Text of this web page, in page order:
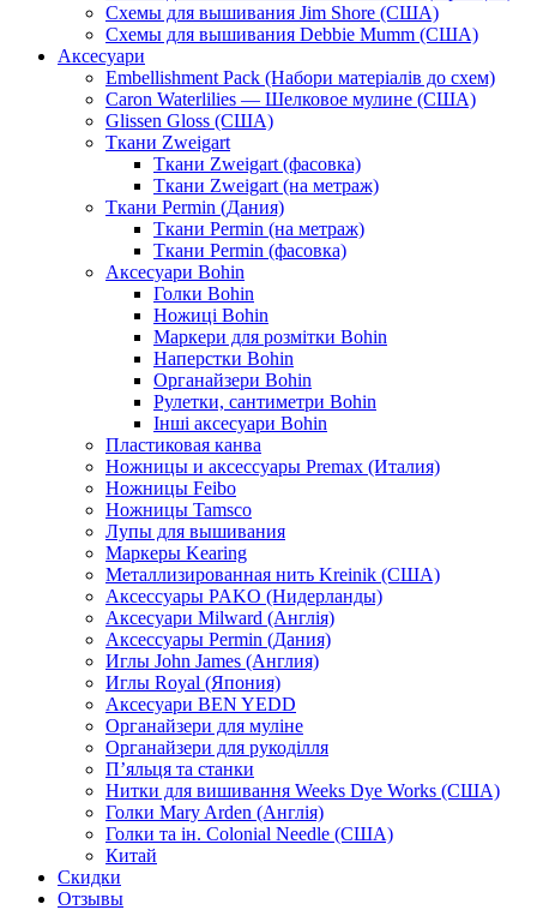
Схемы для вышивания Jim Shore (США)
Схемы для вышивания Debbie Mumm (США)
Аксесуари
Embellishment Pack (Набори матеріалів до схем)
Caron Waterlilies — Шелковое мулине (США)
Glissen Gloss (США)
Ткани Zweigart
Ткани Zweigart (фасовка)
Ткани Zweigart (на метраж)
Ткани Permin (Дания)
Ткани Permin (на метраж)
Ткани Permin (фасовка)
Аксесуари Bohin
Голки Bohin
Ножиці Bohin
Маркери для розмітки Bohin
Наперстки Bohin
Органайзери Bohin
Рулетки, сантиметри Bohin
Інші аксесуари Bohin
Пластиковая канва
Ножницы и аксессуары Premax (Италия)
Ножницы Feibo
Ножницы Tamsco
Лупы для вышивания
Маркеры Kearing
Металлизированная нить Kreinik (США)
Аксессуары PAKO (Нидерланды)
Аксесуари Milward (Англія)
Аксессуары Permin (Дания)
Иглы John James (Англия)
Иглы Royal (Япония)
Аксесуари BEN YEDD
Органайзери для муліне
Органайзери для рукоділля
П’яльця та станки
Нитки для вишивання Weeks Dye Works (США)
Голки Mary Arden (Англія)
Голки та ін. Colonial Needle (США)
Китай
Скидки
Отзывы